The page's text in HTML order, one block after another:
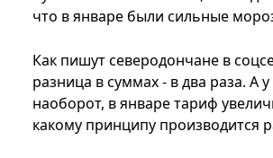
что в январе были сильные
Как пишут северодончане в
разница в суммах - в два раза. А у
наоборот, в январе тариф
какому принципу производится